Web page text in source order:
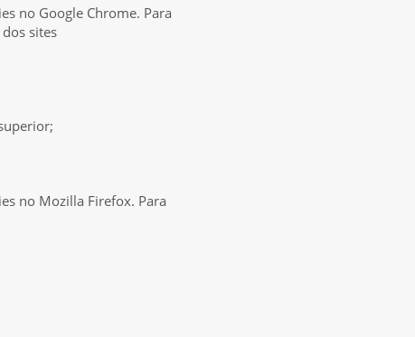
no Google Chrome. Para
sites
no Mozilla Firefox. Para